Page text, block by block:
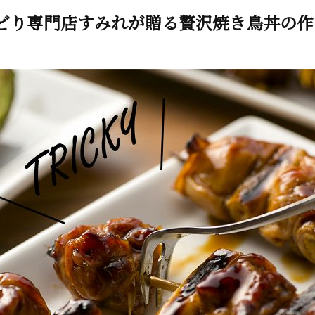
り専門店すみれが贈る贅沢焼き鳥丼の作